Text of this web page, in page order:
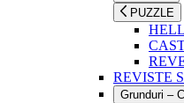
PUZZLE
REVISTE
Grunduri –